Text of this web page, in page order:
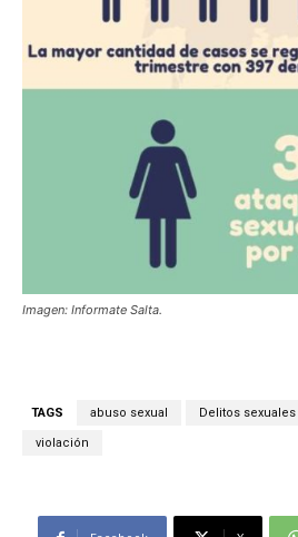
Imagen: Informate Salta.
TAGS abuso sexual Delitos sexuales
violación